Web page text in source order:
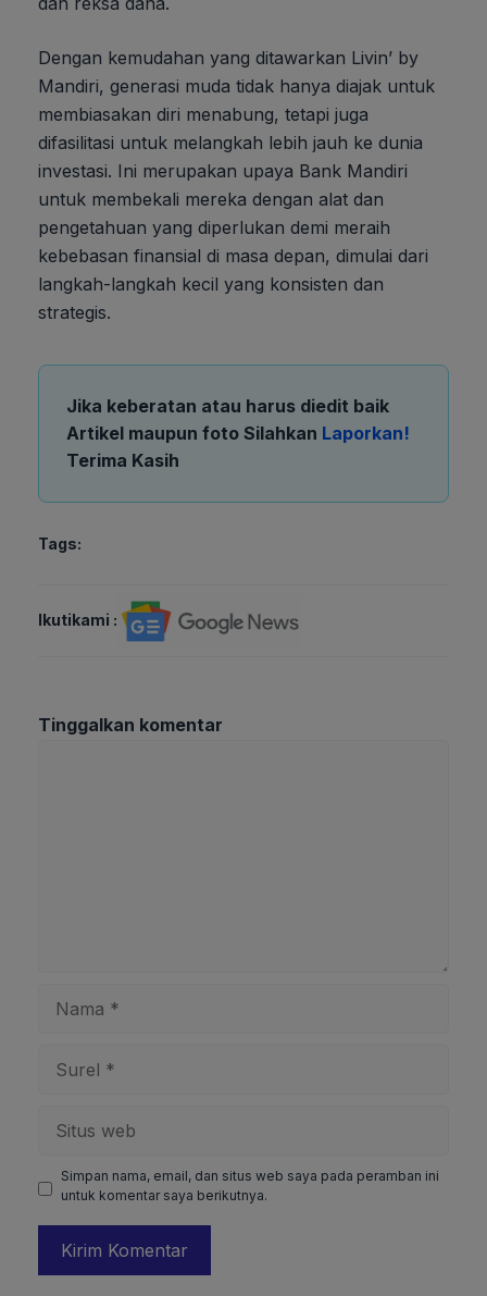
Dengan kemudahan yang ditawarkan Livin’ by
Mandiri, generasi muda tidak hanya diajak untuk
membiasakan diri menabung, tetapi juga
difasilitasi untuk melangkah lebih jauh ke dunia
investasi. Ini merupakan upaya Bank Mandiri
untuk membekali mereka dengan alat dan
pengetahuan yang diperlukan demi meraih
kebebasan finansial di masa depan, dimulai dari
langkah-langkah kecil yang konsisten dan
strategis.
Jika keberatan atau harus diedit baik
Artikel maupun foto Silahkan Laporkan!
Terima Kasih
Tags:
Ikutikami :
Tinggalkan komentar
web
Simpan nama, email, dan situs web saya pada peramban ini
untuk komentar saya berikutnya.